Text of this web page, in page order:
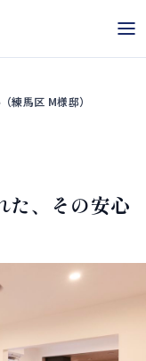
練馬区 M様邸）
た、その安心